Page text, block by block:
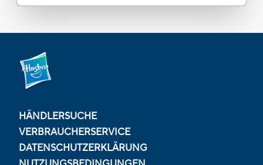
HÄNDLERSUCHE
VERBRAUCHERSERVICE
DATENSCHUTZERKLÄRUNG